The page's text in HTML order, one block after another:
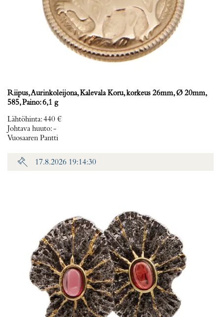
Riipus, Aurinkoleijona, Kalevala Koru, korkeus 26mm, Ø 20mm,
585, Paino: 6,1 g
Lähtöhinta:440 €
Johtava huuto:-
Vuosaaren Pantti
17.8.2026 19:14:30